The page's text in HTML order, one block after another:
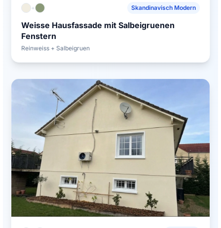
+ Skandinavisch Modern
Weisse Hausfassade mit Salbeigruenen
Fenstern
Reinweiss + Salbeigruen